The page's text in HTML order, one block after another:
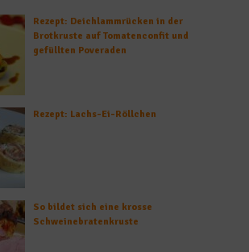
Rezept: Deichlammrücken in der
Brotkruste auf Tomatenconfit und
gefüllten Poveraden
Rezept: Lachs-Ei-Röllchen
So bildet sich eine krosse
Schweinebratenkruste